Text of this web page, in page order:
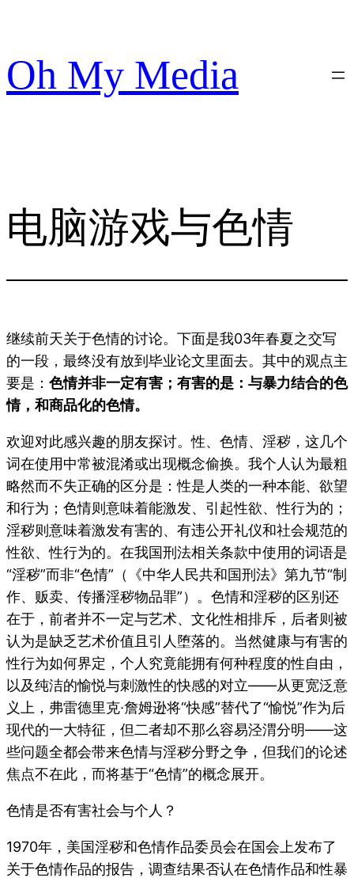
内
容
Oh My Media
电脑游戏与色情
继续前天关于色情的讨论。下面是我03年春夏之交写
的一段，最终没有放到毕业论文里面去。其中的观点主
要是： 色情并非一定有害；有害的是：与暴力结合的色
情，和商品化的色情。
欢迎对此感兴趣的朋友探讨。性、色情、淫秽，这几个
词在使用中常被混淆或出现概念偷换。我个人认为最粗
略然而不失正确的区分是：性是人类的一种本能、欲望
和行为；色情则意味着能激发、引起性欲、性行为的；
淫秽则意味着激发有害的、有违公开礼仪和社会规范的
性欲、性行为的。在我国刑法相关条款中使用的词语是
“淫秽”而非“色情”（《中华人民共和国刑法》第九节“制
作、贩卖、传播淫秽物品罪”）。色情和淫秽的区别还
在于，前者并不一定与艺术、文化性相排斥，后者则被
认为是缺乏艺术价值且引人堕落的。当然健康与有害的
性行为如何界定，个人究竟能拥有何种程度的性自由，
以及纯洁的愉悦与刺激性的快感的对立——从更宽泛意
义上，弗雷德里克·詹姆逊将“快感”替代了“愉悦”作为后
现代的一大特征，但二者却不那么容易泾渭分明——这
些问题全都会带来色情与淫秽分野之争，但我们的论述
焦点不在此，而将基于“色情”的概念展开。
色情是否有害社会与个人？
1970年，美国淫秽和色情作品委员会在国会上发布了
关于色情作品的报告，调查结果否认在色情作品和性暴